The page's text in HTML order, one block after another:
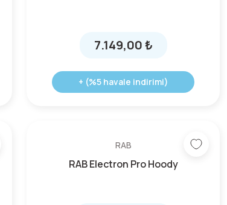
7.149,00 ₺
+ (%5 havale indirimi)
RAB
RAB Electron Pro Hoody